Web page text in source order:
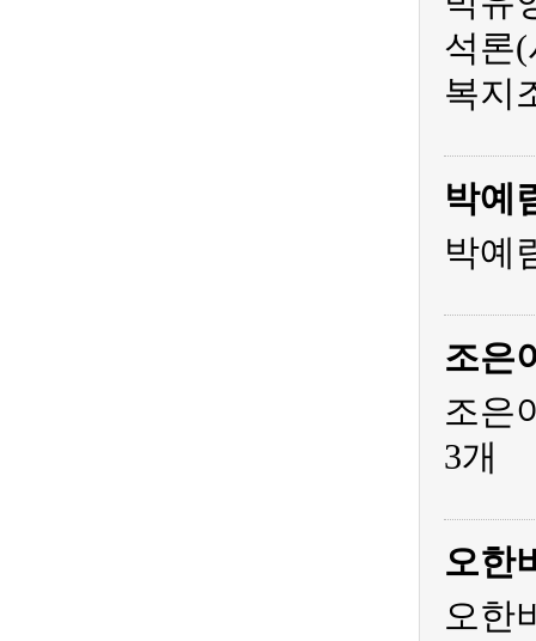
석론
복지
박예
박예
조은
조은
3개
오한
오한